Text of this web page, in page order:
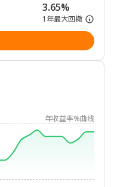
3.65%
1年最大回撤
年收益率%曲线